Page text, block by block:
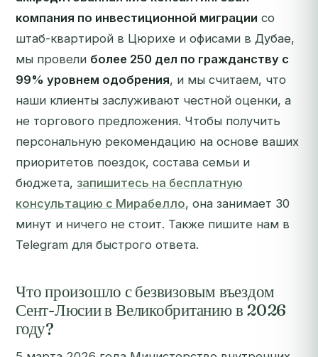
компания по инвестиционной миграции со
штаб-квартирой в Цюрихе и офисами в Дубае,
мы провели более 250 дел по гражданству с
99% уровнем одобрения, и мы считаем, что
наши клиенты заслуживают честной оценки, а
не торгового предложения. Чтобы получить
персональную рекомендацию на основе ваших
приоритетов поездок, состава семьи и
бюджета, запишитесь на бесплатную
консультацию с Мирабелло, она занимает 30
минут и ничего не стоит. Также пишите нам в
Telegram для быстрого ответа.
Что произошло с безвизовым въездом
Сент-Люсии в Великобританию в 2026
году?